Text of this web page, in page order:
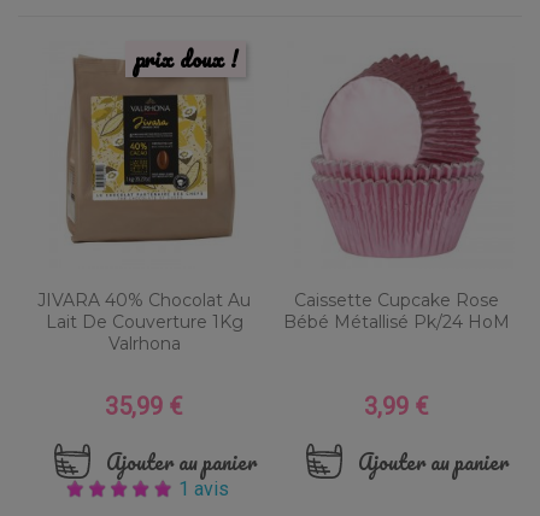
JIVARA 40% Chocolat Au
Lait De Couverture 1Kg
Valrhona
Prix
35,99 €
Ajouter au panier
1 avis
prix doux !
Caissette Cupcake Rose
Bébé Métallisé Pk/24 HoM
Prix
3,99 €
Ajouter au panier